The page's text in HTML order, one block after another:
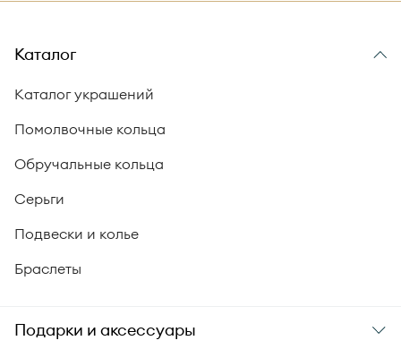
Каталог
Каталог украшений
Помолвочные кольца
Обручальные кольца
Серьги
Подвески и колье
Браслеты
Подарки и аксессуары